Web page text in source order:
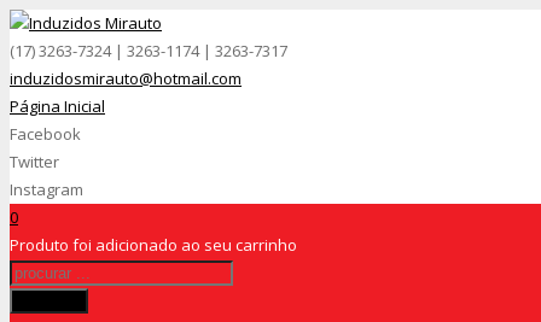
(17) 3263-7324 | 3263-1174 | 3263-7317
induzidosmirauto@hotmail.com
Página Inicial
Facebook
Twitter
Instagram
0
Produto foi adicionado ao seu carrinho